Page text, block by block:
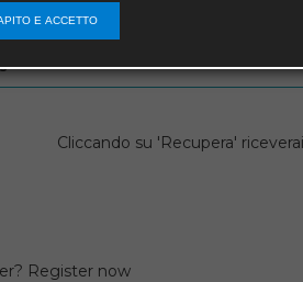
email che hai fornito in fase di
Cliccando su 'Recupera'
Register now
E ACCETTO